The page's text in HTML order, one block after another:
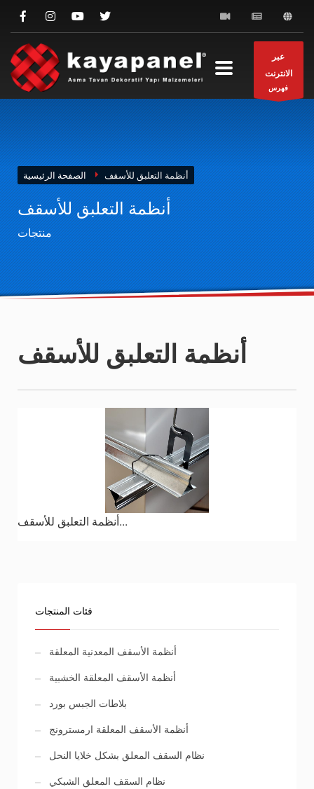
عبر
الانترنت
فهرس
أنظمة التعلبق للأسقف
أنظمة التعلبق للأسقف
منتجات
أنظمة التعلبق للأسقف
أنظمة التعلبق للأسقف...
فئات المنتجات
أنظمة الأسقف المعدنية المعلقة
أنظمة الأسقف المعلقة الخشبية
بلاطات الجبس بورد
أنظمة الأسقف المعلقة ارمسترونج
نظام السقف المعلق بشكل خلايا النحل
نظام السقف المعلق الشبكي